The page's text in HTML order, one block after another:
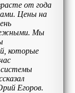
от года
Цены на
Мы
которые
Егоров.